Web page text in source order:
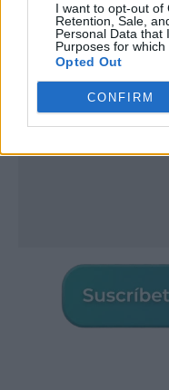
I want to opt-out of
Retention, Sale,
Personal Data that
Purposes for which
Opted Out
CONFIRM